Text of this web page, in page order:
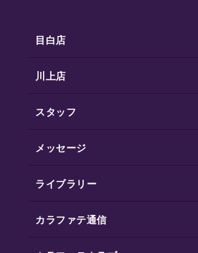
目白店
川上店
スタッフ
メッセージ
ライブラリー
カラファテ通信